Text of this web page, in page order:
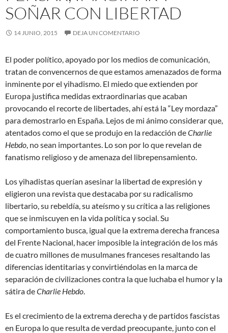
SOÑAR CON LIBERTAD
14 JUNIO, 2015 DEJA UN COMENTARIO
El poder político, apoyado por los medios de comunicación,
tratan de convencernos de que estamos amenazados de forma
inminente por el yihadismo. El miedo que extienden por
Europa justifica medidas extraordinarias que acaban
provocando el recorte de libertades, ahí está la “Ley mordaza”
para demostrarlo en España. Lejos de mi ánimo considerar que,
atentados como el que se produjo en la redacción deCharlie
Hebdo, no sean importantes. Lo son por lo que revelan de
fanatismo religioso y de amenaza del librepensamiento.
Los yihadistas querían asesinar la libertad de expresión y
eligieron una revista que destacaba por su radicalismo
libertario, su rebeldía, su ateísmo y su crítica a las religiones
que se inmiscuyen en la vida política y social. Su
comportamiento busca, igual que la extrema derecha francesa
del Frente Nacional, hacer imposible la integración de los más
de cuatro millones de musulmanes franceses resaltando las
diferencias identitarias y convirtiéndolas en la marca de
separación de civilizaciones contra la que luchaba el humor y la
sátira deCharlie Hebdo.
Es el crecimiento de la extrema derecha y de partidos fascistas
en Europa lo que resulta de verdad preocupante, junto con el